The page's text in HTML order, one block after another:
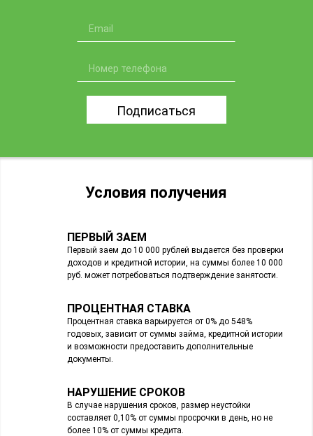
Подписаться
Условия получения
ПЕРВЫЙ ЗАЕМ
Первый заем до 10 000 рублей выдается без проверки
доходов и кредитной истории, на суммы более 10 000
руб. может потребоваться подтверждение занятости.
ПРОЦЕНТНАЯ СТАВКА
Процентная ставка варьируется от 0% до 548%
годовых, зависит от суммы займа, кредитной истории
и возможности предоставить дополнительные
документы.
НАРУШЕНИЕ СРОКОВ
В случае нарушения сроков, размер неустойки
составляет 0,10% от суммы просрочки в день, но не
более 10% от суммы кредита.